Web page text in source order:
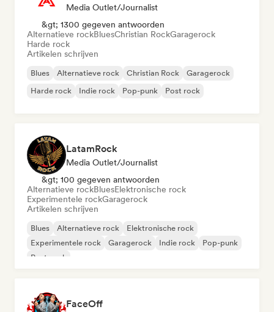
Media Outlet/Journalist
&gt; 1300 gegeven antwoorden
Alternatieve rockBluesChristian RockGaragerock
Harde rock
Artikelen schrijven
Blues Alternatieve rock Christian Rock
Garagerock
Harde rock
Indie rock Pop-punk Post rock
LatamRock
Media Outlet/Journalist
&gt; 100 gegeven antwoorden
Alternatieve rockBluesElektronische rock
Experimentele rockGaragerock
Artikelen schrijven
Blues Alternatieve rock
Elektronische rock
Experimentele rock
Garagerock Indie rock
Pop-punk
Post punk
FaceOff